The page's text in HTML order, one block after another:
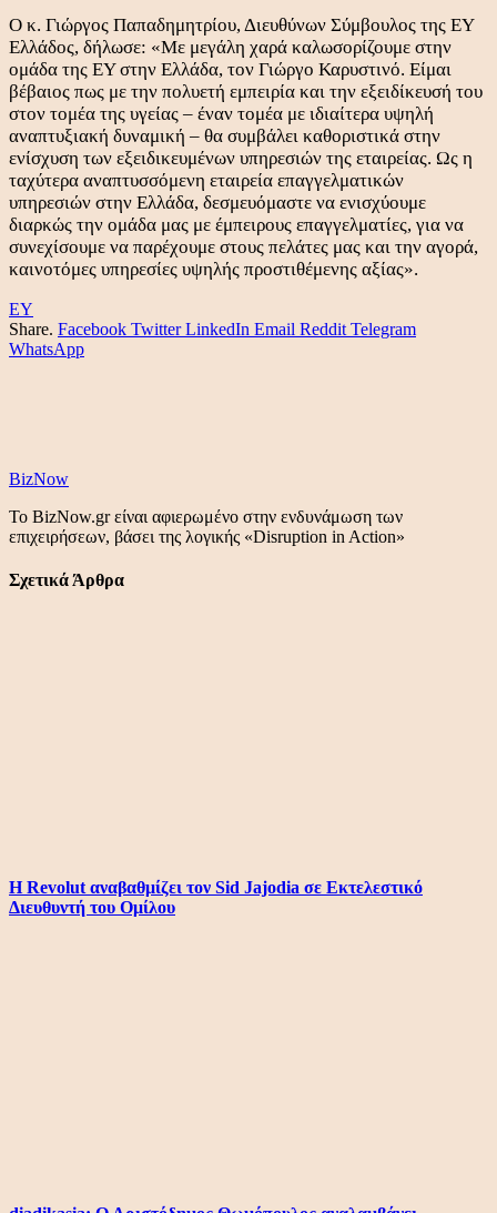
Ο κ. Γιώργος Παπαδημητρίου, Διευθύνων Σύμβουλος της ΕΥ
Ελλάδος, δήλωσε: «Με μεγάλη χαρά καλωσορίζουμε στην
ομάδα της EY στην Ελλάδα, τον Γιώργο Καρυστινό. Είμαι
βέβαιος πως με την πολυετή εμπειρία και την εξειδίκευσή του
στον τομέα της υγείας – έναν τομέα με ιδιαίτερα υψηλή
αναπτυξιακή δυναμική – θα συμβάλει καθοριστικά στην
ενίσχυση των εξειδικευμένων υπηρεσιών της εταιρείας. Ως η
ταχύτερα αναπτυσσόμενη εταιρεία επαγγελματικών
υπηρεσιών στην Ελλάδα, δεσμευόμαστε να ενισχύουμε
διαρκώς την ομάδα μας με έμπειρους επαγγελματίες, για να
συνεχίσουμε να παρέχουμε στους πελάτες μας και την αγορά,
καινοτόμες υπηρεσίες υψηλής προστιθέμενης αξίας».
ΕΥ
Share. Facebook Twitter LinkedIn Email Reddit Telegram
WhatsApp
BizNow
Το BizNow.gr είναι αφιερωμένο στην ενδυνάμωση των
επιχειρήσεων, βάσει της λογικής «Disruption in Action»
Σχετικά Άρθρα
Η Revolut αναβαθμίζει τον Sid Jajodia σε Εκτελεστικό
Διευθυντή του Ομίλου